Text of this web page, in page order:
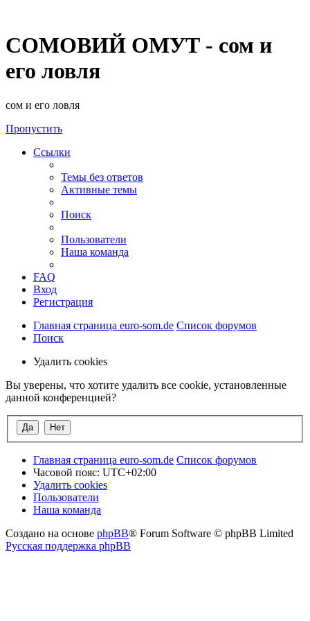
СОМОВИЙ ОМУТ - сом и
его ловля
сом и его ловля
Пропустить
Ссылки
Темы без ответов
Активные темы
Поиск
Пользователи
Наша команда
FAQ
Вход
Регистрация
Главная страница euro-som.de Список форумов
Поиск
Удалить cookies
Вы уверены, что хотите удалить все cookie, установленные
данной конференцией?
Главная страница euro-som.de Список форумов
Часовой пояс: UTC+02:00
Удалить cookies
Пользователи
Наша команда
Создано на основе phpBB® Forum Software © phpBB Limited
Русская поддержка phpBB